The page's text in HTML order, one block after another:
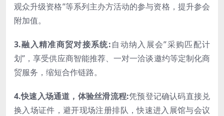
观众升级资格”等系列主办方活动的参与资格，提升参会
附加值。
3.融入精准商贸对接系统:自动纳入展会”采购匹配计
划”，享受供应商智能推荐、一对一洽谈邀约等定制化商
贸服务，缩短合作链路。
4.快速入场通道，体验丝滑流程:凭预登记确认码直接兑
换入场证件，避开现场注册排队，快速进入展馆与会议